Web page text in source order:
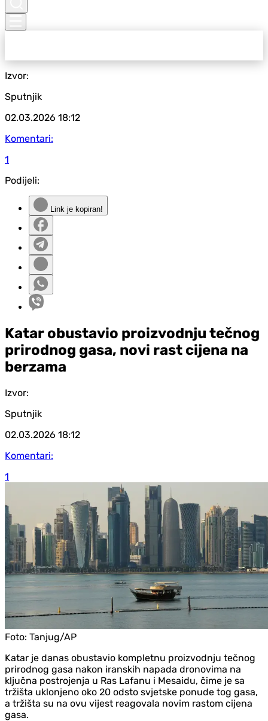
Izvor:
Sputnjik
02.03.2026 18:12
Komentari:
1
Podijeli:
Link je kopiran!
Katar obustavio proizvodnju tečnog
prirodnog gasa, novi rast cijena na
berzama
Izvor:
Sputnjik
02.03.2026 18:12
Komentari:
1
Foto: Tanjug/AP
Katar je danas obustavio kompletnu proizvodnju tečnog
prirodnog gasa nakon iranskih napada dronovima na
ključna postrojenja u Ras Lafanu i Mesaidu, čime je sa
tržišta uklonjeno oko 20 odsto svjetske ponude tog gasa,
a tržišta su na ovu vijest reagovala novim rastom cijena
gasa.